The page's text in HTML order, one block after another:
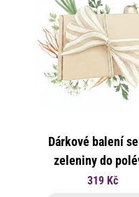
Dárkové balení
zeleniny do
319 Kč